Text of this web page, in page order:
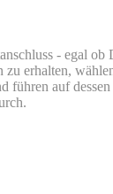
- egal
erhalten,
führen auf dessen